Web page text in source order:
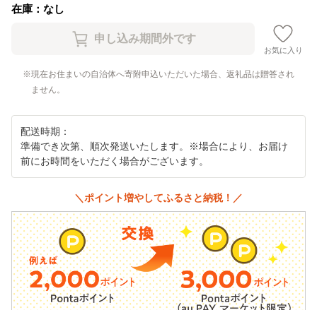
在庫：なし
お気に入り
現在お住まいの自治体へ寄附申込いただいた場合、返礼品は贈答され
ません。
配送時期：
準備でき次第、順次発送いたします。※場合により、お届け
前にお時間をいただく場合がございます。
＼ポイント増やしてふるさと納税！／